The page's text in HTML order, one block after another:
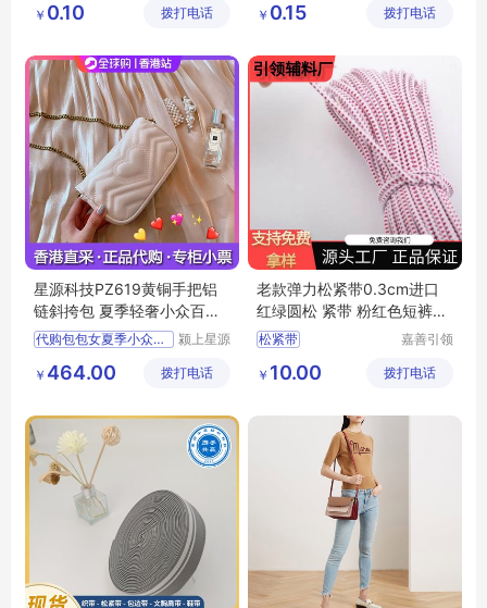
贴制品厂
￥ 0.10 拨打电话
限公司
￥ 0.15 拨打电话
星源科技PZ619黄铜手把铝
链斜挎包 夏季轻奢小众百搭
迷你小包
代购包包女夏季小众百搭2
颍上星源
有限公司
￥ 464.00 拨打电话
老款弹力松紧带0.3cm进口
红绿圆松 紧带 粉红色短裤双
色
松紧带
嘉善引领
厂(普通
￥ 10.00 拨打电话